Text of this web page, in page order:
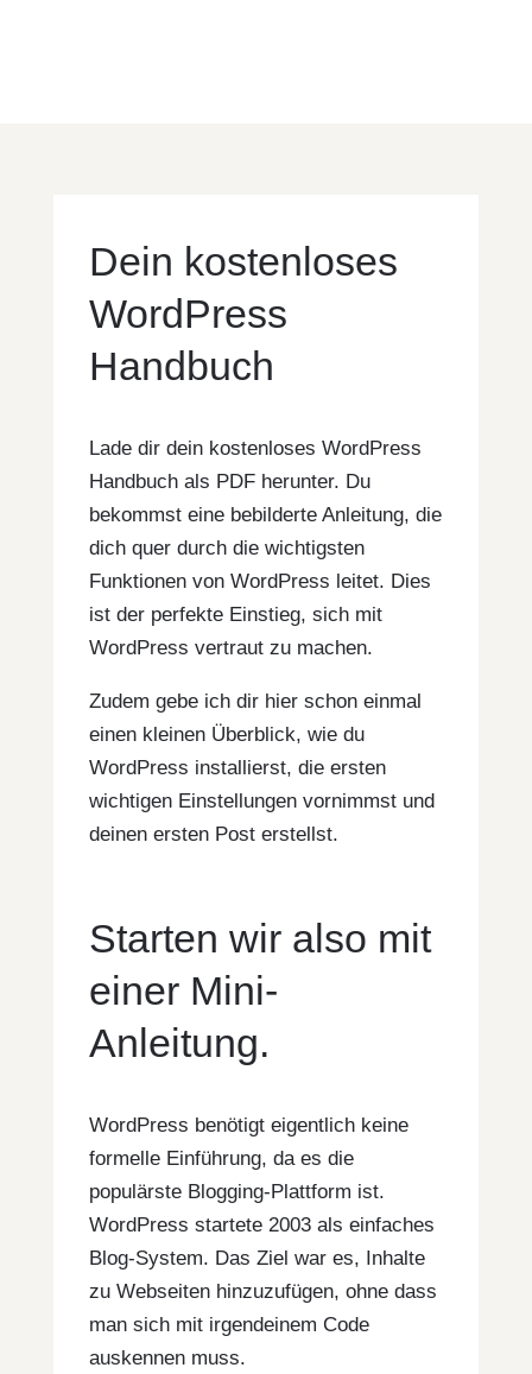
Dein kostenloses
WordPress
Handbuch
Lade dir dein kostenloses WordPress
Handbuch als PDF herunter. Du
bekommst eine bebilderte Anleitung, die
dich quer durch die wichtigsten
Funktionen von WordPress leitet. Dies
ist der perfekte Einstieg, sich mit
WordPress vertraut zu machen.
Zudem gebe ich dir hier schon einmal
einen kleinen Überblick, wie du
WordPress installierst, die ersten
wichtigen Einstellungen vornimmst und
deinen ersten Post erstellst.
Starten wir also mit
einer Mini-
Anleitung.
WordPress benötigt eigentlich keine
formelle Einführung, da es die
populärste Blogging-Plattform ist.
WordPress startete 2003 als einfaches
Blog-System. Das Ziel war es, Inhalte
zu Webseiten hinzuzufügen, ohne dass
man sich mit irgendeinem Code
auskennen muss.